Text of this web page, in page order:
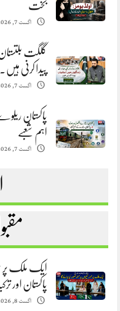
بخت
اگست 7, 2026
گلگت
پیدا کرنی
اگست 7, 2026
پاکستان
اہم شعبے
اگست 7, 2026
ایک ملک پر
پاکستان اور
اگست 8, 2026